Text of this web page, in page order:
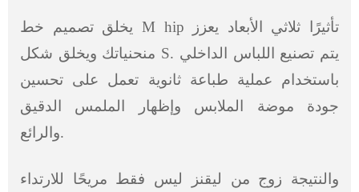
يخلق تصميم خط M hip تأثيرًا ثلاثي الأبعاد يعزز
منحنياتك ويخلق شكل S. يتم تصنيع اللباس الداخلي
باستخدام عملية طباعة ثانوية تعمل على تحسين
جودة موضة الملابس وإظهار الملمس الدقيق
والرائع.
والنتيجة زوج من ليقنز ليس فقط مريحًا للارتداء